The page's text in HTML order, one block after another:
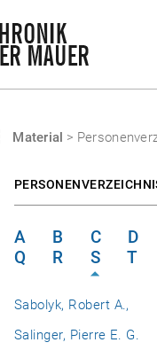
Material >
A B C D
Q
R S T
Sabolyk, Robert A.,
Salinger, Pierre E. G.